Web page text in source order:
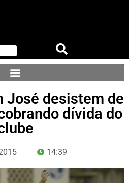
José desistem de
dívida do
14:39